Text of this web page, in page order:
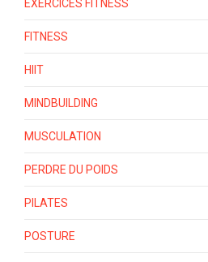
EXERCICES FITNESS
FITNESS
HIIT
MINDBUILDING
MUSCULATION
PERDRE DU POIDS
PILATES
POSTURE